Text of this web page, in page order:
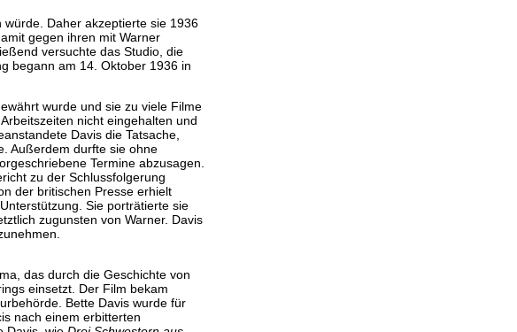
Daher akzeptierte sie 1936
gegen ihren mit Warner
versuchte das Studio, die
begann am 14. Oktober 1936 in
wurde und sie zu viele Filme
nicht eingehalten und
Davis die Tatsache,
Außerdem durfte sie ohne
Termine abzusagen.
zu der Schlussfolgerung
der britischen Presse erhielt
Sie porträtierte sie
zugunsten von Warner. Davis
das durch die Geschichte von
einsetzt. Der Film bekam
Bette Davis wurde für
nach einem erbitterten